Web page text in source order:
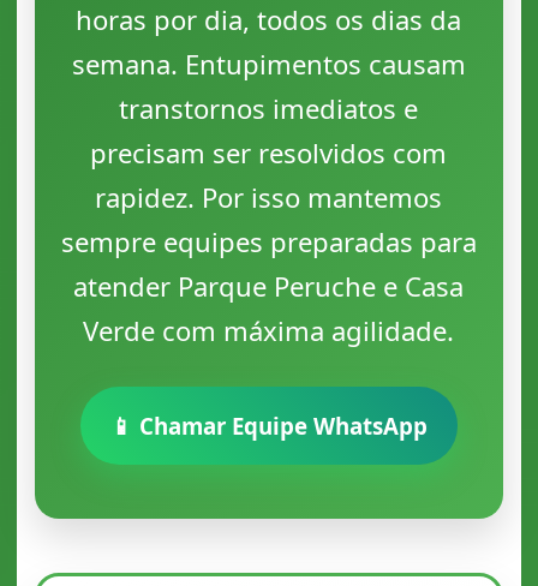
horas por dia, todos os dias da
semana. Entupimentos causam
transtornos imediatos e
precisam ser resolvidos com
rapidez. Por isso mantemos
sempre equipes preparadas para
atender Parque Peruche e Casa
Verde com máxima agilidade.
📱 Chamar Equipe WhatsApp